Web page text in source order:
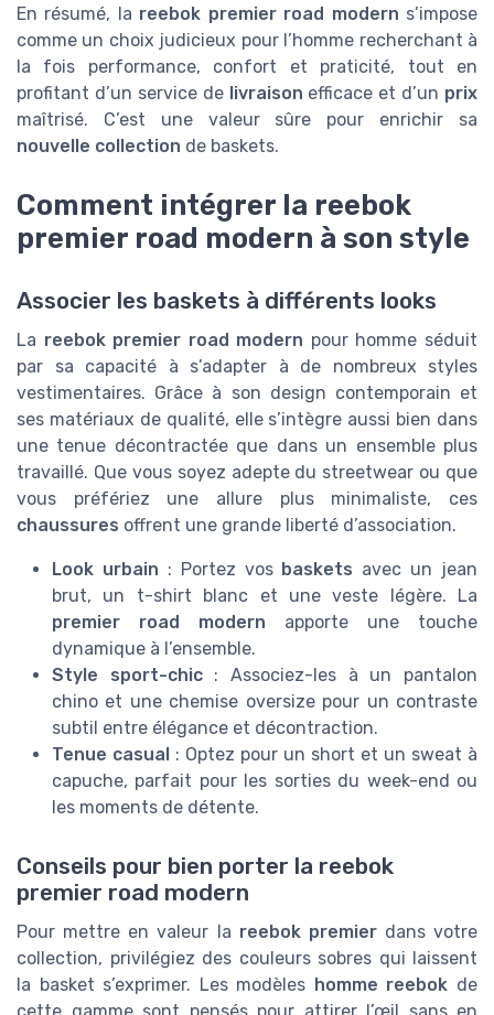
En résumé, la reebok premier road modern s’impose
comme un choix judicieux pour l’homme recherchant à
la fois performance, confort et praticité, tout en
profitant d’un service de livraison efficace et d’un prix
maîtrisé. C’est une valeur sûre pour enrichir sa
nouvelle collection de baskets.
Comment intégrer la reebok
premier road modern à son style
Associer les baskets à différents looks
La reebok premier road modern pour homme séduit
par sa capacité à s’adapter à de nombreux styles
vestimentaires. Grâce à son design contemporain et
ses matériaux de qualité, elle s’intègre aussi bien dans
une tenue décontractée que dans un ensemble plus
travaillé. Que vous soyez adepte du streetwear ou que
vous préfériez une allure plus minimaliste, ces
chaussures offrent une grande liberté d’association.
Look urbain : Portez vos baskets avec un jean
brut, un t-shirt blanc et une veste légère. La
premier road modern apporte une touche
dynamique à l’ensemble.
Style sport-chic: Associez-les à un pantalon
chino et une chemise oversize pour un contraste
subtil entre élégance et décontraction.
Tenue casual : Optez pour un short et un sweat à
capuche, parfait pour les sorties du week-end ou
les moments de détente.
Conseils pour bien porter la reebok
premier road modern
Pour mettre en valeur la reebok premierdans votre
collection, privilégiez des couleurs sobres qui laissent
la basket s’exprimer. Les modèles homme reebok de